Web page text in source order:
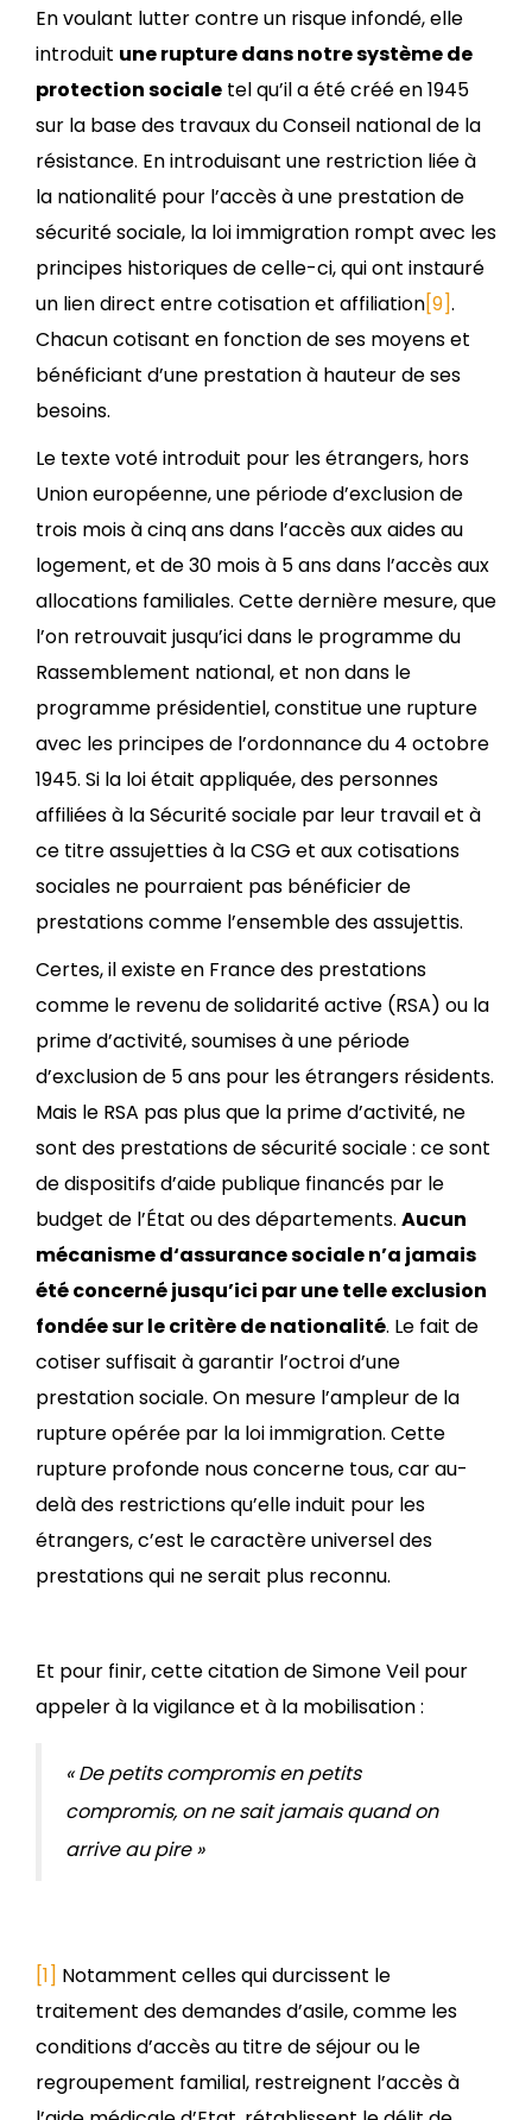
En voulant lutter contre un risque infondé, elle
introduit une rupture dans notre système de
protection sociale tel qu’il a été créé en 1945
sur la base des travaux du Conseil national de la
résistance. En introduisant une restriction liée à
la nationalité pour l’accès à une prestation de
sécurité sociale, la loi immigration rompt avec les
principes historiques de celle-ci, qui ont instauré
un lien direct entre cotisation et affiliation[9].
Chacun cotisant en fonction de ses moyens et
bénéficiant d’une prestation à hauteur de ses
besoins.
Le texte voté introduit pour les étrangers, hors
Union européenne, une période d’exclusion de
trois mois à cinq ans dans l’accès aux aides au
logement, et de 30 mois à 5 ans dans l’accès aux
allocations familiales. Cette dernière mesure, que
l’on retrouvait jusqu’ici dans le programme du
Rassemblement national, et non dans le
programme présidentiel, constitue une rupture
avec les principes de l’ordonnance du 4 octobre
1945. Si la loi était appliquée, des personnes
affiliées à la Sécurité sociale par leur travail et à
ce titre assujetties à la CSG et aux cotisations
sociales ne pourraient pas bénéficier de
prestations comme l’ensemble des assujettis.
Certes, il existe en France des prestations
comme le revenu de solidarité active (RSA) ou la
prime d’activité, soumises à une période
d’exclusion de 5 ans pour les étrangers résidents.
Mais le RSA pas plus que la prime d’activité, ne
sont des prestations de sécurité sociale : ce sont
de dispositifs d’aide publique financés par le
budget de l’État ou des départements. Aucun
mécanisme d‘assurance sociale n’a jamais
été concerné jusqu’ici par une telle exclusion
fondée sur le critère de nationalité. Le fait de
cotiser suffisait à garantir l’octroi d’une
prestation sociale. On mesure l’ampleur de la
rupture opérée par la loi immigration. Cette
rupture profonde nous concerne tous, car au-
delà des restrictions qu’elle induit pour les
étrangers, c’est le caractère universel des
prestations qui ne serait plus reconnu.
Et pour finir, cette citation de Simone Veil pour
appeler à la vigilance et à la mobilisation :
« De petits compromis en petits
compromis, on ne sait jamais quand on
arrive au pire »
[1] Notamment celles qui durcissent le
traitement des demandes d’asile, comme les
conditions d’accès au titre de séjour ou le
regroupement familial, restreignent l’accès à